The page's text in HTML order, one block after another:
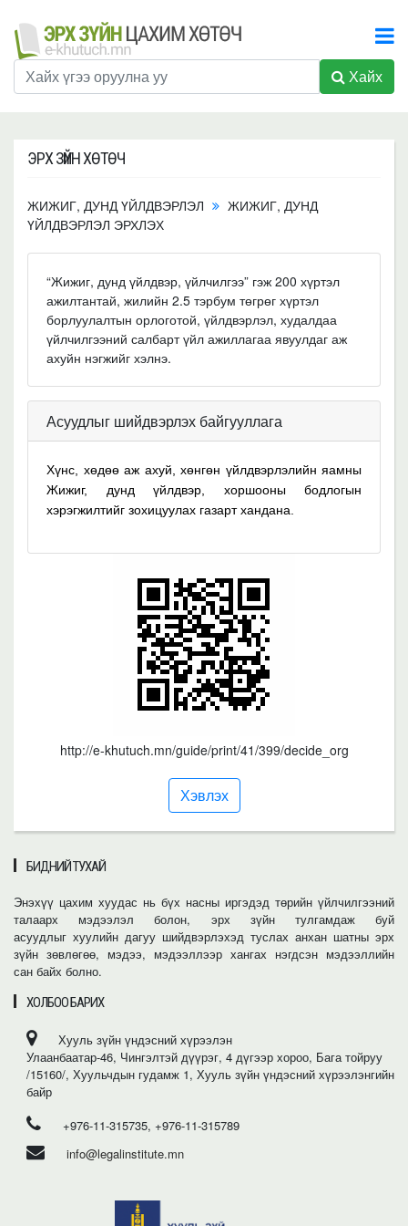
Хайх
ЭРХ ЗҮЙН ХӨТӨЧ
ЖИЖИГ, ДУНД ҮЙЛДВЭРЛЭЛ
ЖИЖИГ, ДУНД
ҮЙЛДВЭРЛЭЛ ЭРХЛЭХ
“Жижиг, дунд үйлдвэр, үйлчилгээ” гэж 200 хүртэл
ажилтантай, жилийн 2.5 тэрбум төгрөг хүртэл
борлуулалтын орлоготой, үйлдвэрлэл, худалдаа
үйлчилгээний салбарт үйл ажиллагаа явуулдаг аж
ахуйн нэгжийг хэлнэ.
Асуудлыг шийдвэрлэх байгууллага
Хүнс, хөдөө аж ахуй, хөнгөн үйлдвэрлэлийн яамны
Жижиг, дунд үйлдвэр, хоршооны бодлогын
хэрэгжилтийг зохицуулах газарт хандана.
http://e-khutuch.mn/guide/print/41/399/decide_org
Хэвлэх
БИДНИЙ ТУХАЙ
Энэхүү цахим хуудас нь бүх насны иргэдэд төрийн үйлчилгээний
талаарх мэдээлэл болон, эрх зүйн тулгамдаж буй
асуудлыг хуулийн дагуу шийдвэрлэхэд туслах анхан шатны эрх
зүйн зөвлөгөө, мэдээ, мэдээллээр хангах нэгдсэн мэдээллийн
сан байх болно.
ХОЛБОО БАРИХ
Хууль зүйн үндэсний хүрээлэн
Улаанбаатар-46, Чингэлтэй дүүрэг, 4 дүгээр хороо, Бага тойруу
/15160/, Хуульчдын гудамж 1, Хууль зүйн үндэсний хүрээлэнгийн
байр
+976-11-315735, +976-11-315789
info@legalinstitute.mn